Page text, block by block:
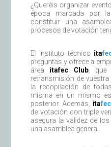
¿Queréis organizar
época marcada por la
constituir una
procesos de votación
El instituto técnico ita
preguntas y ofrece a
área itafec Club ,
retransmisión de
la recopilación de
misma en un mismo
posterior. Además, itafec
de votación con triple
asegura la validez de
una asamblea general.